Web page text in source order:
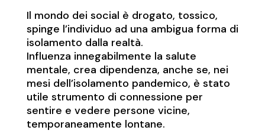
Il mondo dei social è drogato, tossico,
spinge l’individuo ad una ambigua forma di
isolamento dalla realtà.
Influenza innegabilmente la salute
mentale, crea dipendenza, anche se, nei
mesi dell’isolamento pandemico, è stato
utile strumento di connessione per
sentire e vedere persone vicine,
temporaneamente lontane.